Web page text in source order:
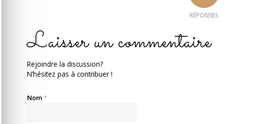
RÉPONSES
Laisser un commentaire
Rejoindre la discussion?
N’hésitez pas à contribuer !
Nom*